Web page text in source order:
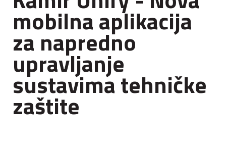
mobilna aplikacija
za napredno
upravljanje
sustavima tehničke
zaštite